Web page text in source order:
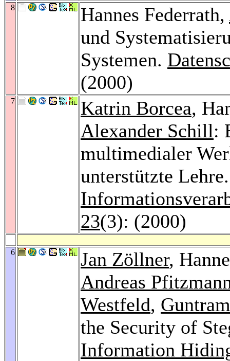
8 Hannes Federrath,
und
Systemen.
(2000)
7 Katrin Borcea,
Alexander Schill:
multimedialer
unterstützte
23(3): (2000)
6 Jan Zöllner,
Andreas
Westfeld,
the Security of
Information